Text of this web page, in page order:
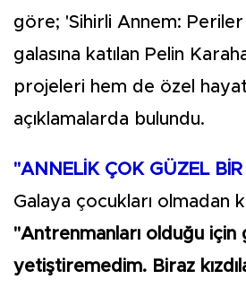
göre; 'Sihirli Annem:
galasına katılan Pelin
projeleri hem de özel
açıklamalarda bulundu.
"ANNELİK ÇOK GÜZEL
Galaya çocukları olmadan
"Antrenmanları olduğu için
yetiştiremedim. Biraz